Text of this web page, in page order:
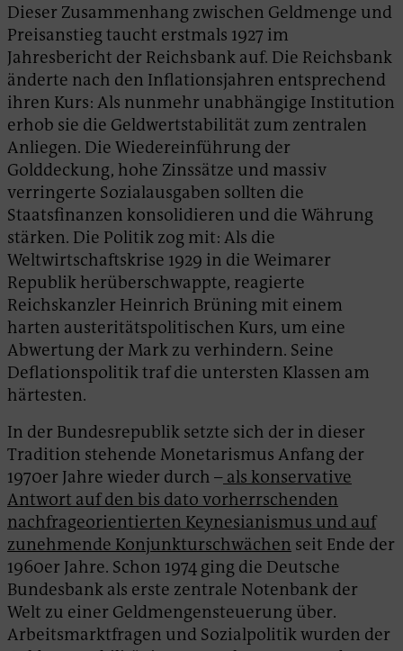
Dieser Zusammenhang zwischen Geldmenge und
Preisanstieg taucht erstmals 1927 im
Jahresbericht der Reichsbank auf. Die Reichsbank
änderte nach den Inflationsjahren entsprechend
ihren Kurs: Als nunmehr unabhängige Institution
erhob sie die Geldwertstabilität zum zentralen
Anliegen. Die Wiedereinführung der
Golddeckung, hohe Zinssätze und massiv
verringerte Sozialausgaben sollten die
Staatsfinanzen konsolidieren und die Währung
stärken. Die Politik zog mit: Als die
Weltwirtschaftskrise 1929 in die Weimarer
Republik herüberschwap­pte, reagierte
Reichskanzler Heinrich Brüning mit einem
harten austeritätspolitischen Kurs, um eine
Abwertung der Mark zu verhindern. Seine
Deflationspolitik traf die untersten Klassen am
härtesten.
In der Bundesrepublik setzte sich der in dieser
Tradition stehende Monetarismus Anfang der
1970er Jahre wieder durch – als konservative
Antwort auf den bis dato vorherrschenden
nachfrageorientierten Keynesianismus und auf
zunehmende Konjunkturschwächen seit Ende der
1960er Jahre. Schon 1974 ging die Deutsche
Bundesbank als erste zentrale Notenbank der
Welt zu einer Geldmengensteuerung über.
Arbeitsmarktfragen und Sozialpolitik wurden der